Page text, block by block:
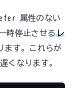
属性のない
時停止させるレ
ます。これらが
くなります。